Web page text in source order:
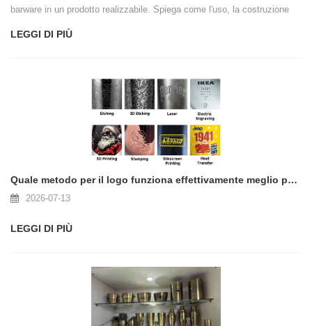
barware in un prodotto realizzabile. Spiega come l'uso, la costruzione
il campionamento, i test e l'imballaggio dovrebbero essere considerati
LEGGI DI PIÙ
Quale metodo per il logo funziona effettivamente meglio per i bicchieri personalizzati?
2026-07-13
LEGGI DI PIÙ